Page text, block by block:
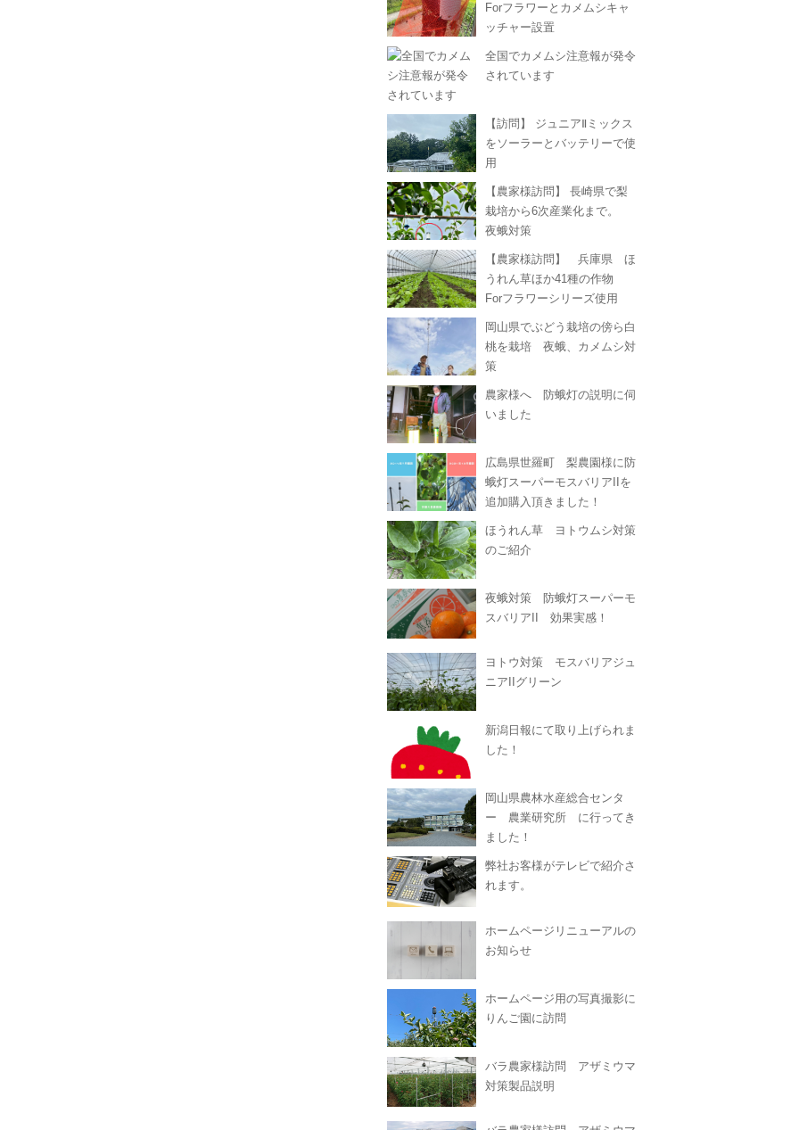
Forフラワーとカメムシキャ
ッチャー設置
全国でカメムシ注意報が発令
されています
【訪問】 ジュニアⅡミックス
をソーラーとバッテリーで使
用
【農家様訪問】 長崎県で梨
栽培から6次産業化まで。
夜蛾対策
【農家様訪問】 兵庫県 ほ
うれん草ほか41種の作物
Forフラワーシリーズ使用
岡山県でぶどう栽培の傍ら白
桃を栽培 夜蛾、カメムシ対
策
農家様へ 防蛾灯の説明に伺
いました
広島県世羅町 梨農園様に防
蛾灯スーパーモスバリアIIを
追加購入頂きました！
ほうれん草 ヨトウムシ対策
のご紹介
夜蛾対策 防蛾灯スーパーモ
スバリアII 効果実感！
ヨトウ対策 モスバリアジュ
ニアIIグリーン
新潟日報にて取り上げられま
した！
岡山県農林水産総合センタ
ー 農業研究所 に行ってき
ました！
弊社お客様がテレビで紹介さ
れます。
ホームページリニューアルの
お知らせ
ホームページ用の写真撮影に
りんご園に訪問
バラ農家様訪問 アザミウマ
対策製品説明